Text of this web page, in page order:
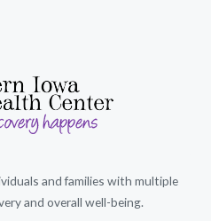
and families with multiple
and overall well-being.